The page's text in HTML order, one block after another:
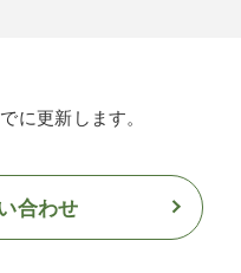
に更新します。
合わせ